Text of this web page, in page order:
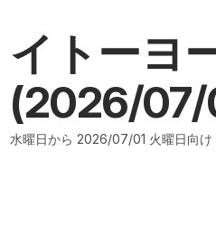
イトーヨ
(2026/07/
水曜日から 2026/07/01 火曜日向